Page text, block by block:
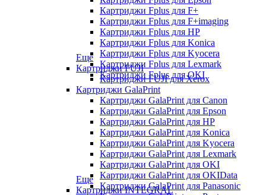
Картриджи Fplus для F+
Картриджи Fplus для F+imaging
Картриджи Fplus для HP
Картриджи Fplus для Konica
Картриджи Fplus для Kyocera
Картриджи Fplus для Lexmark
Картриджи Fplus для OKI
Еще
Картриджи FUJI
Картриджи FUJI для Xerox
Картриджи GalaPrint
Картриджи GalaPrint для Canon
Картриджи GalaPrint для Epson
Картриджи GalaPrint для HP
Картриджи GalaPrint для Konica
Картриджи GalaPrint для Kyocera
Картриджи GalaPrint для Lexmark
Картриджи GalaPrint для OKI
Картриджи GalaPrint для OKIData
Картриджи GalaPrint для Panasonic
Еще
Картриджи INTEGRAL